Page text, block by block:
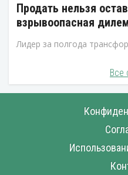
Продать нельзя
взрывоопасная
Лидер за полгода
Все